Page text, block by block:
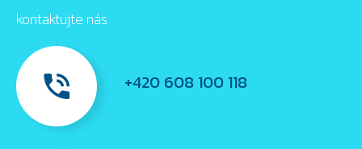
kontaktujte nás
+420 608 100 118